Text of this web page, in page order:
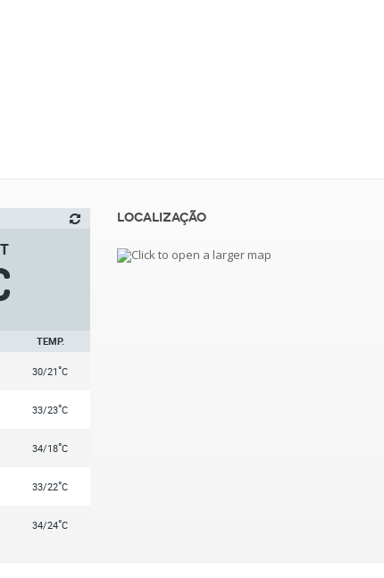
TEMP.
30/21°C
33/23°C
34/18°C
33/22°C
34/24°C
Localização